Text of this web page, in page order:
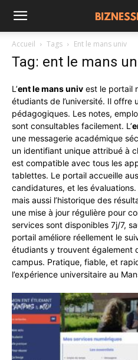
Accueil Tags Ent le mans univ
Tag: ent le mans
L’ent le mans univ est le portail
étudiants de l’université. Il offre
pédagogiques. Les notes,
sont consultables facilement. L’
une messagerie académique
un identifiant unique attribué à
est compatible avec tous les
tablettes. Le portail accueille
candidatures, et les
mais aussi l’historique des
une mise à jour régulière pour
services sont disponibles 7j/7,
portail améliore réellement le
étudiants y trouvent également
campus. Pratique, fiable, et
l’expérience universitaire au